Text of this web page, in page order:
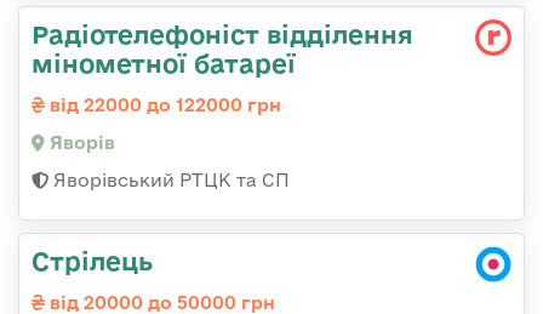
Радіотелефоніст відділення
мінометної батареї
від 22000 до 122000 грн
Яворів
Яворівський РТЦК та СП
Стрілець
від 20000 до 50000 грн